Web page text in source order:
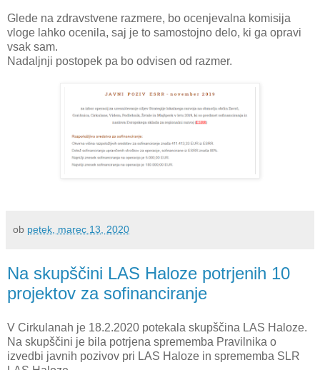
Glede na zdravstvene razmere, bo ocenjevalna komisija
vloge lahko ocenila, saj je to samostojno delo, ki ga opravi
vsak sam.
Nadaljnji postopek pa bo odvisen od razmer.
ob petek, marec 13, 2020
Na skupščini LAS Haloze potrjenih 10
projektov za sofinanciranje
V Cirkulanah je 18.2.2020 potekala skupščina LAS Haloze.
Na skupščini je bila potrjena sprememba Pravilnika o
izvedbi javnih pozivov pri LAS Haloze in sprememba SLR